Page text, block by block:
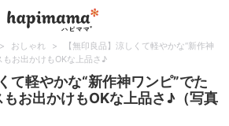
> おしゃれ >
【無印良品】涼しくて軽やかな“新作神
もお出かけもOKな上品さ♪
て軽やかな“新作神ワンピ”でた
もお出かけもOKな上品さ♪（写真